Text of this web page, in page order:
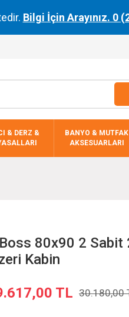
Bilgi İçin Arayınız. 0
& DERZ &
BANYO & MUTFAK
AKSESUARLARI
80x90 2 Sabit
Kabin
TL 30.180,00